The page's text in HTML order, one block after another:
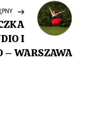
Post
I
– WARSZAWA